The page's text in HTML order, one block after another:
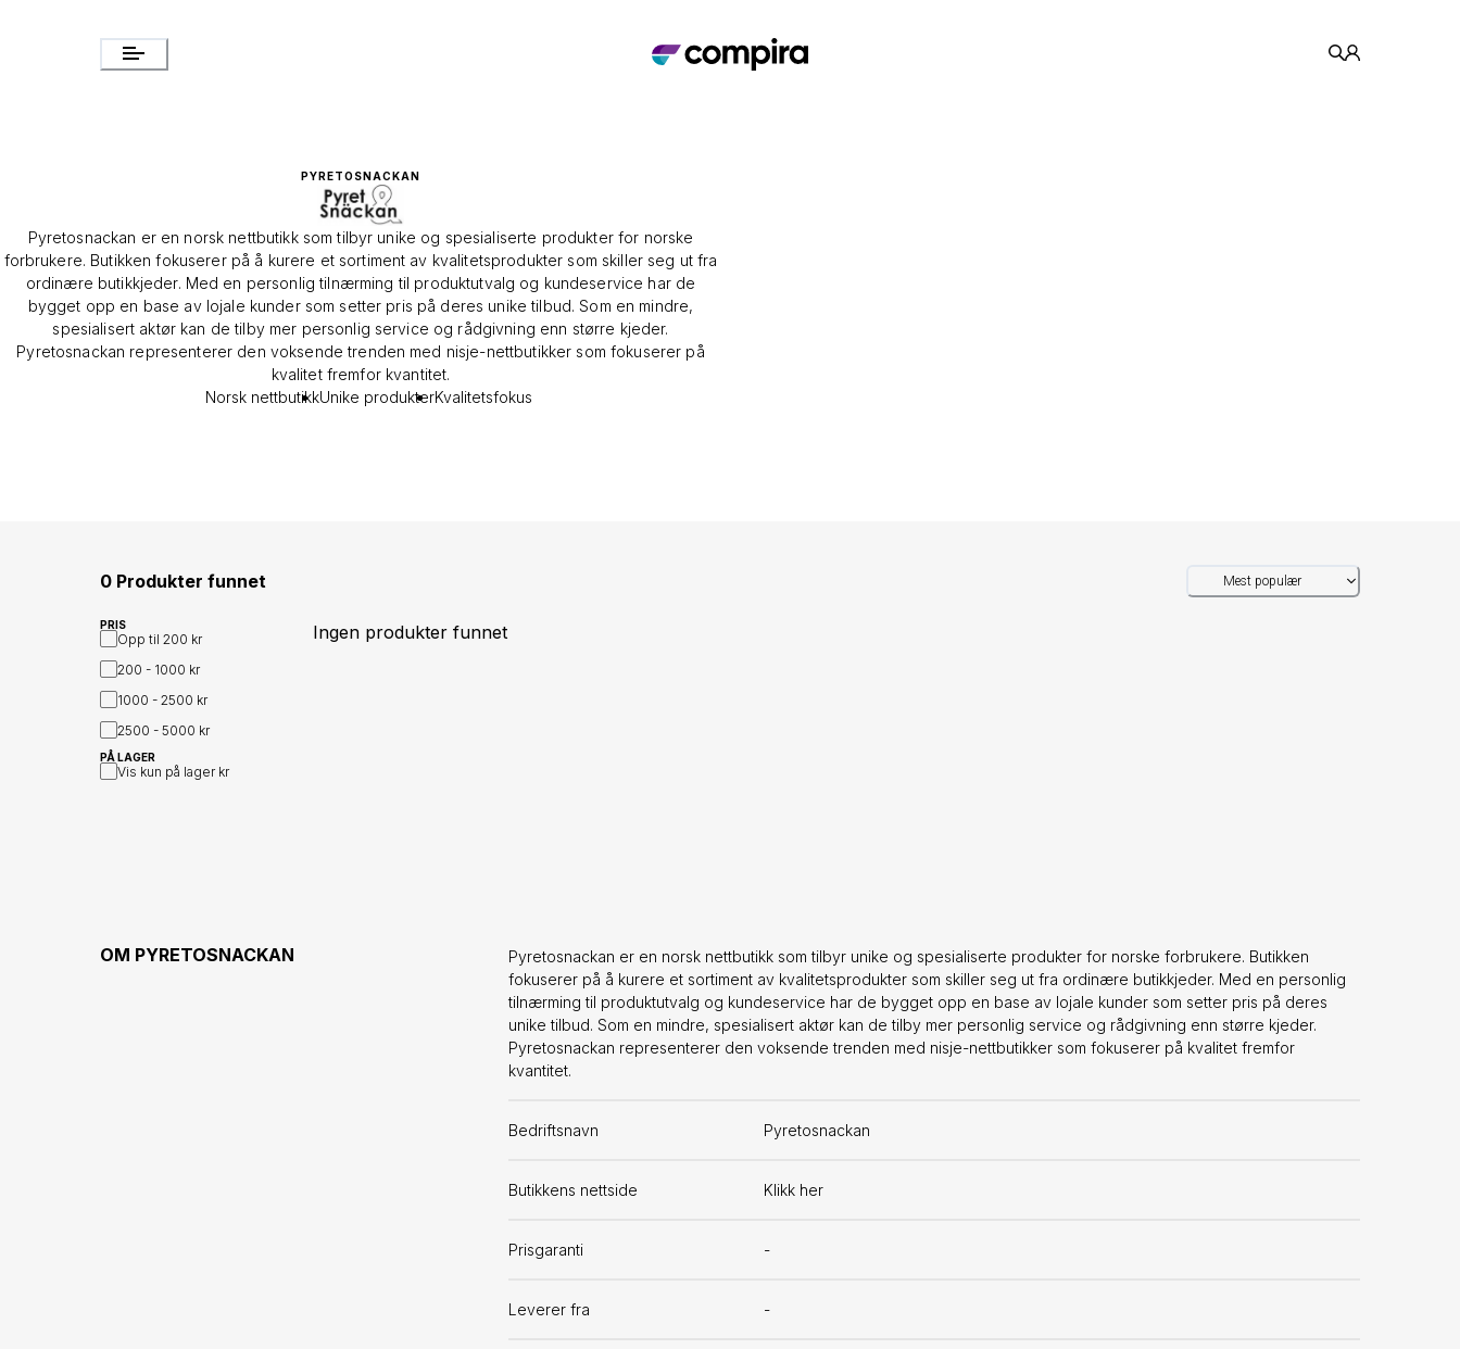
PYRETOSNACKAN
Pyretosnackan er en norsk nettbutikk som tilbyr unike og spesialiserte produkter for norske
forbrukere. Butikken fokuserer på å kurere et sortiment av kvalitetsprodukter som skiller seg ut fra
ordinære butikkjeder. Med en personlig tilnærming til produktutvalg og kundeservice har de
bygget opp en base av lojale kunder som setter pris på deres unike tilbud. Som en mindre,
spesialisert aktør kan de tilby mer personlig service og rådgivning enn større kjeder.
Pyretosnackan representerer den voksende trenden med nisje-nettbutikker som fokuserer på
kvalitet fremfor kvantitet.
Norsk nettbutikkUnike produkterKvalitetsfokus
0 Produkter funnet Mest populær
PRIS
Opp til 200 kr
200 - 1000 kr
1000 - 2500 kr
2500 - 5000 kr
PÅ LAGER
Vis kun på lager kr
Ingen produkter funnet
OM PYRETOSNACKAN
Pyretosnackan er en norsk nettbutikk som tilbyr unike og spesialiserte produkter for norske forbrukere. Butikken
fokuserer på å kurere et sortiment av kvalitetsprodukter som skiller seg ut fra ordinære butikkjeder. Med en personlig
tilnærming til produktutvalg og kundeservice har de bygget opp en base av lojale kunder som setter pris på deres
unike tilbud. Som en mindre, spesialisert aktør kan de tilby mer personlig service og rådgivning enn større kjeder.
Pyretosnackan representerer den voksende trenden med nisje-nettbutikker som fokuserer på kvalitet fremfor
kvantitet.
Bedriftsnavn Pyretosnackan
Butikkens nettside Klikk her
Prisgaranti -
Leverer fra -